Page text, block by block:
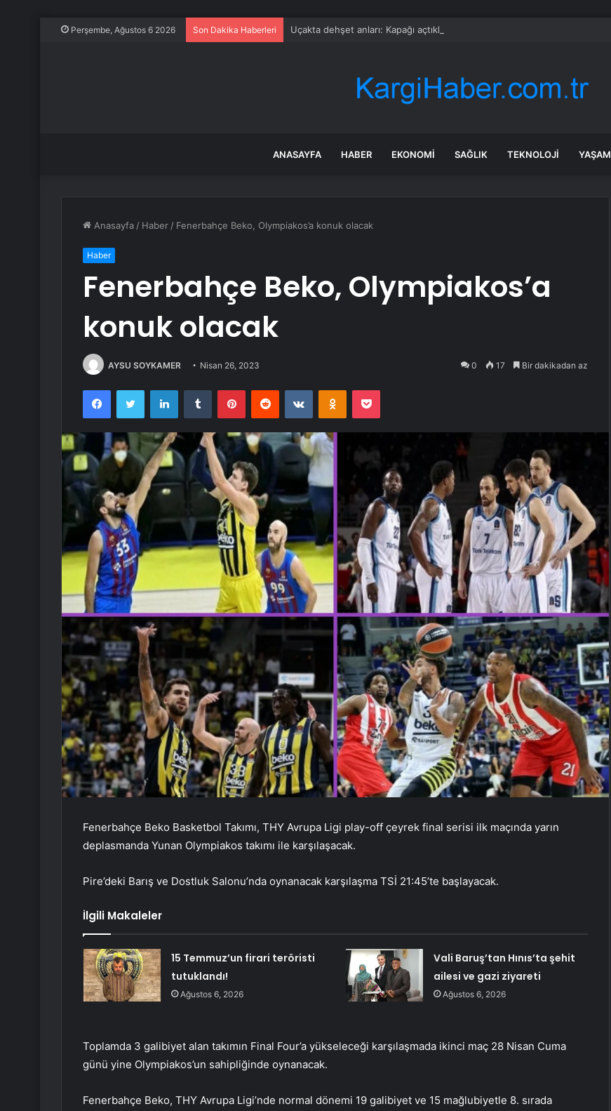
Perşembe, Ağustos 6 2026 Son Dakika Haberleri Uçakta dehşet anları: Kapağı açtıklarında gördüklerine inanamadılar
ANASAYFA HABER EKONOMI SAĞLIK TEKNOLOJI YAŞAM
Anasayfa / Haber / Fenerbahçe Beko, Olympiakos’a konuk olacak
Haber
Fenerbahçe Beko, Olympiakos’a
konuk olacak
AYSU SOYKAMER Nisan 26, 2023 0 17 Bir dakikadan az
FacebookTwitter LinkedInTumblr PinterestReddit VKontakteOdnoklassniki
Pocket
Fenerbahçe Beko Basketbol Takımı, THY Avrupa Ligi play-off çeyrek final serisi ilk maçında yarın
deplasmanda Yunan Olympiakos takımı ile karşılaşacak.
Pire’deki Barış ve Dostluk Salonu’nda oynanacak karşılaşma TSİ 21:45’te başlayacak.
İlgili Makaleler
15 Temmuz’un firari teröristi
tutuklandı!
Ağustos 6, 2026
Vali Baruş’tan Hınıs’ta şehit
ailesi ve gazi ziyareti
Ağustos 6, 2026
Toplamda 3 galibiyet alan takımın Final Four’a yükseleceği karşılaşmada ikinci maç 28 Nisan Cuma
günü yine Olympiakos’un sahipliğinde oynanacak.
Fenerbahçe Beko, THY Avrupa Ligi’nde normal dönemi 19 galibiyet ve 15 mağlubiyetle 8. sırada